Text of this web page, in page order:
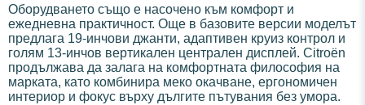
Оборудването също е насочено към комфорт и
ежедневна практичност. Още в базовите версии моделът
предлага 19-инчови джанти, адаптивен круиз контрол и
голям 13-инчов вертикален централен дисплей. Citroën
продължава да залага на комфортната философия на
марката, като комбинира меко окачване, ергономичен
интериор и фокус върху дългите пътувания без умора.